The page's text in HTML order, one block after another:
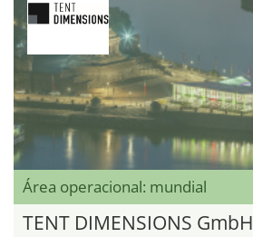
Área operacional: mundial
TENT DIMENSIONS GmbH